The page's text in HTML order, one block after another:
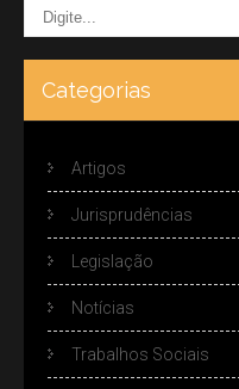
Categorias
Artigos
Jurisprudências
Legislação
Notícias
Trabalhos Sociais